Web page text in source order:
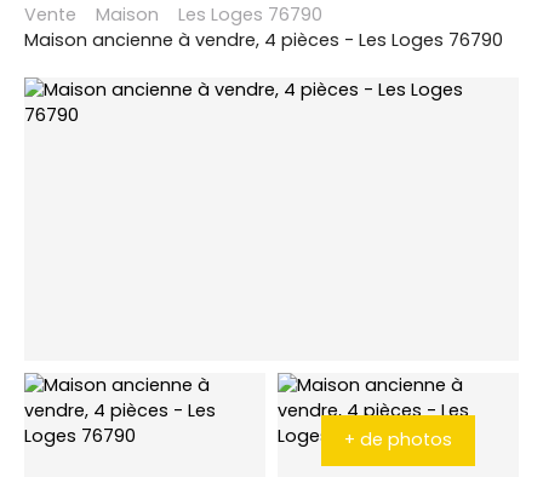
Vente Maison
Les Loges 76790
Maison ancienne à vendre, 4 pièces - Les Loges 76790
+ de photos